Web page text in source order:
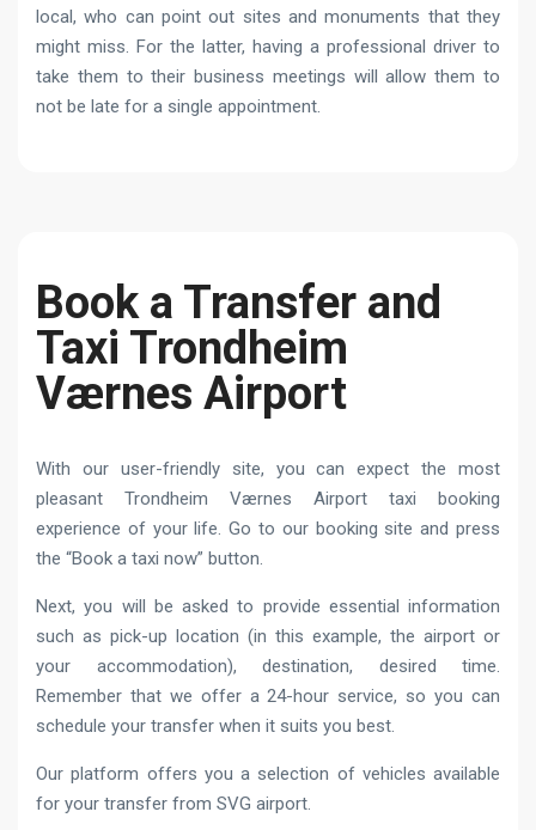
local, who can point out sites and monuments that they
might miss. For the latter, having a professional driver to
take them to their business meetings will allow them to
not be late for a single appointment.
Book a Transfer and
Taxi Trondheim
Værnes Airport
With our user-friendly site, you can expect the most
pleasant Trondheim Værnes Airport taxi booking
experience of your life.Go to our booking site and press
the “Book a taxi now” button.
Next, you will be asked to provide essential information
such as pick-up location (in this example, the airport or
your accommodation), destination, desired time.
Remember that we offer a 24-hour service, so you can
schedule your transfer when it suits you best.
Our platform offers you a selection of vehicles available
for your transfer from SVG airport.